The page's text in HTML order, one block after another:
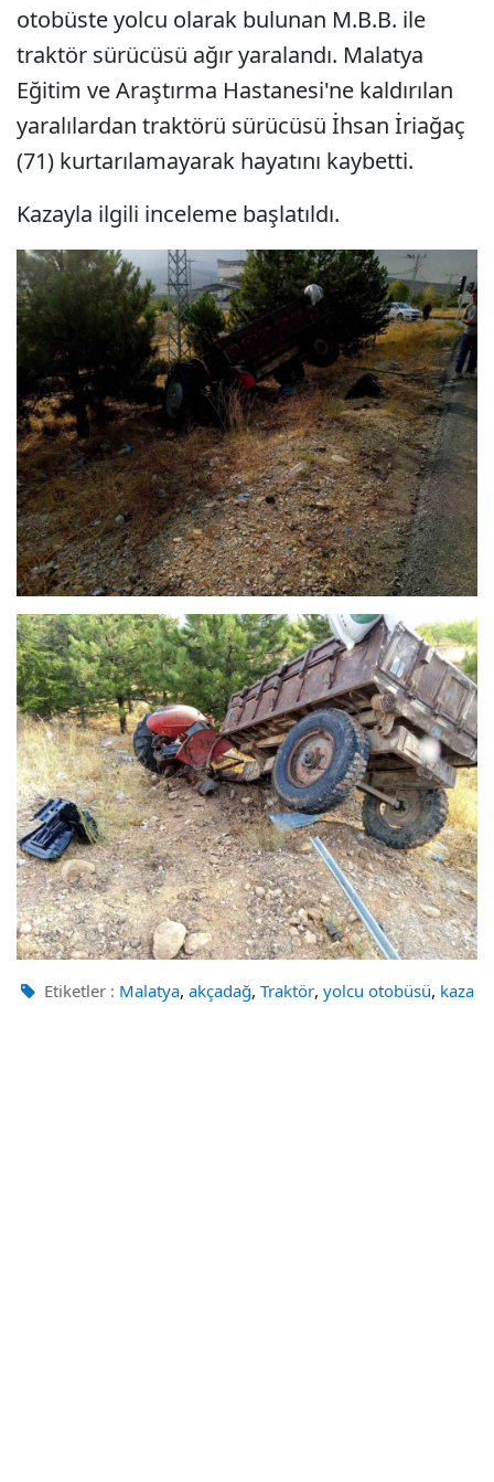
otobüste yolcu olarak bulunan M.B.B. ile
traktör sürücüsü ağır yaralandı. Malatya
Eğitim ve Araştırma Hastanesi'ne kaldırılan
yaralılardan traktörü sürücüsü İhsan İriağaç
(71) kurtarılamayarak hayatını kaybetti.
Kazayla ilgili inceleme başlatıldı.
Etiketler : Malatya, akçadağ, Traktör, yolcu otobüsü, kaza